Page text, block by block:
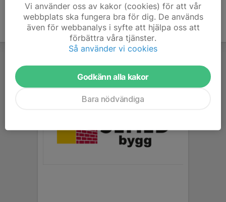
Vi använder oss av kakor (cookies) för att vår
webbplats ska fungera bra för dig. De används
även för webbanalys i syfte att hjälpa oss att
förbättra våra tjänster.
Så använder vi cookies
Godkänn alla kakor
Bara nödvändiga